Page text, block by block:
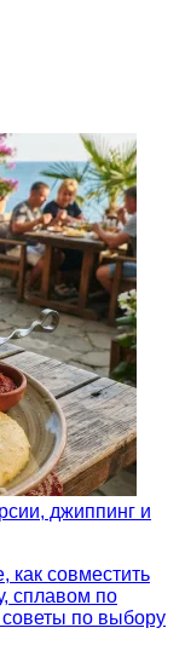
джиппинг и
как совместить
сплавом по
по выбору